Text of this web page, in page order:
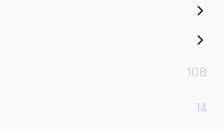
108
14